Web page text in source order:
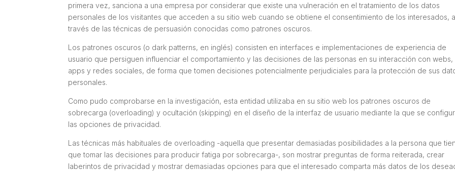
primera vez, sanciona a una empresa por considerar que existe una vulneración en el tratamiento de los datos
personales de los visitantes que acceden a su sitio web cuando se obtiene el consentimiento de los interesados,
través de las técnicas de persuasión conocidas como patrones oscuros.
Los patrones oscuros (o dark patterns, en inglés) consisten en interfaces e implementaciones de experiencia de
usuario que persiguen influenciar el comportamiento y las decisiones de las personas en su interacción con webs,
apps y redes sociales, de forma que tomen decisiones potencialmente perjudiciales para la protección de sus
personales.
Como pudo comprobarse en la investigación, esta entidad utilizaba en su sitio web los patrones oscuros de
sobrecarga (overloading) y ocultación (skipping) en el diseño de la interfaz de usuario mediante la que se
las opciones de privacidad.
Las técnicas más habituales de overloading -aquella que presentar demasiadas posibilidades a la persona que
que tomar las decisiones para producir fatiga por sobrecarga-, son mostrar preguntas de forma reiterada, crear
laberintos de privacidad y mostrar demasiadas opciones para que el interesado comparta más datos de los